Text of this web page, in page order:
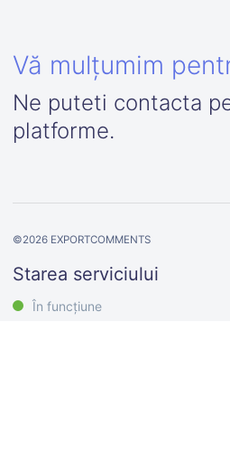
Vă mulțumim
Ne puteti contacta
platforme.
©2026 EXPORTCOMMENTS
Starea serviciului
În funcțiune